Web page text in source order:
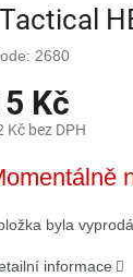
2680
Kč
Kč bez DPH
byla
informace